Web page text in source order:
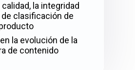
la integridad
clasificación de
la evolución de la
de contenido